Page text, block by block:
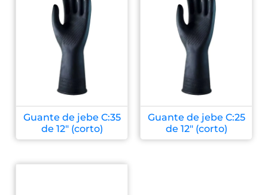
Guante de jebe C:35
de 12″ (corto)
Guante de jebe C:25
de 12″ (corto)